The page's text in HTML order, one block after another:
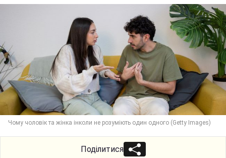
Чому чоловік та жінка інколи не розуміють один одного (Getty Images)
Поділитися